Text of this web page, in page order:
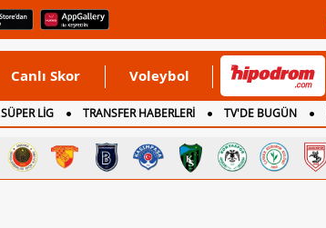
Canlı Skor Voleybol
SÜPER LİG TRANSFER HABERLERİ TV'DE BUGÜN